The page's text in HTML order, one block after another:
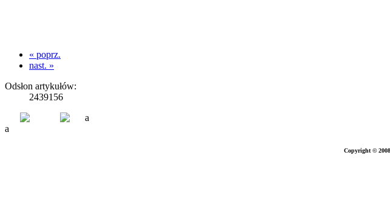
« poprz.
nast. »
Odsłon artykułów:
2439156
a
a
Copyright ©